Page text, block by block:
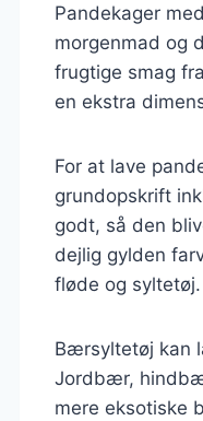
Pandekager
morgenmad og
frugtige smag
en ekstra
For at lave
grundopskrift
godt, så den
dejlig gylden
fløde og syltetøj.
Bærsyltetøj kan
Jordbær,
mere eksotiske